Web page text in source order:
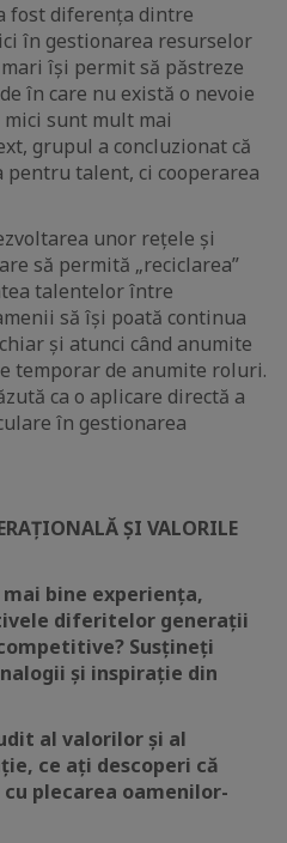
fost diferența dintre
în gestionarea resurselor
își permit să păstreze
în care nu există o nevoie
sunt mult mai
grupul a concluzionat că
talent, ci cooperarea
unor rețele și
să permită „reciclarea”
talentelor între
să își poată continua
și atunci când anumite
temporar de anumite roluri.
ca o aplicare directă a
în gestionarea
ȘI VALORILE
bine experiența,
diferitelor generații
Susțineți
și inspirație din
al valorilor și al
ce ați descoperi că
plecarea oamenilor-